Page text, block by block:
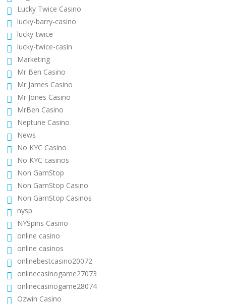
Lucky Twice Casino
lucky-barry-casino
lucky-twice
lucky-twice-casin
Marketing
Mr Ben Casino
Mr James Casino
Mr Jones Casino
MrBen Casino
Neptune Casino
News
No KYC Casino
No KYC casinos
Non GamStop
Non GamStop Casino
Non GamStop Casinos
nysp
NYSpins Casino
online casino
online casinos
onlinebestcasino20072
onlinecasinogame27073
onlinecasinogame28074
Ozwin Casino